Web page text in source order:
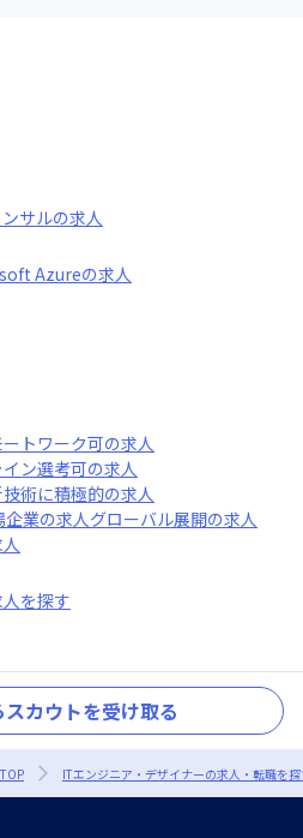
サルの求人
Azureの求人
ートワーク可の求人
ン選考可の求人
術に積極的の求人
企業の求人グローバル展開の求人
を探す
カウトを受け取る
ITエンジニア・デザイナーの求人・転職を